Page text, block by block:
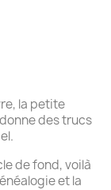
la petite
des trucs
de fond, voilà
et la